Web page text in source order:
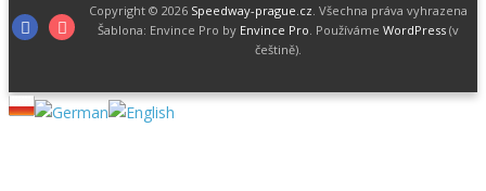
FacebookInstagram
Copyright © 2026 Speedway-prague.cz. Všechna práva vyhrazena
Šablona: Envince Pro by Envince Pro. Používáme WordPress(v
češtině).